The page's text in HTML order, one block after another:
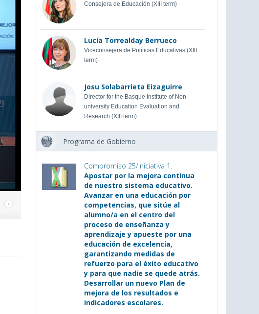
Consejera de Educación (XIII term)
Lucía Torrealday Berrueco
Viceconsejera de Políticas Educativas (XIII
term)
Josu Solabarrieta Eizaguirre
Director for the Basque Institute of Non-
university Education Evaluation and
Research (XIII term)
Programa de Gobierno
Compromiso 25/Iniciativa 1.
Apostar por la mejora continua
de nuestro sistema educativo.
Avanzar en una educación por
competencias, que sitúe al
alumno/a en el centro del
proceso de enseñanza y
aprendizaje y apueste por una
educación de excelencia,
garantizando medidas de
refuerzo para el éxito educativo
y para que nadie se quede atrás.
Desarrollar un nuevo Plan de
mejora de los resultados e
indicadores escolares.